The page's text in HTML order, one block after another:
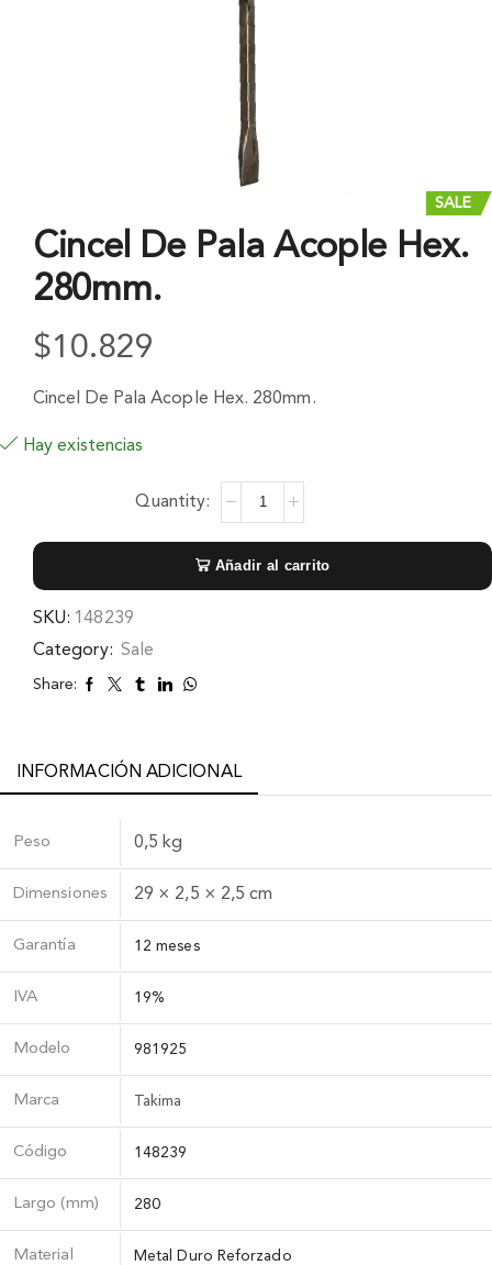
SALE
Cincel De Pala Acople Hex.
280mm.
$10.829
Cincel De Pala Acople Hex. 280mm.
Hay existencias
Añadir al carrito
SKU: 148239
Category: Sale
Share:
INFORMACIÓN ADICIONAL
Peso 0,5 kg
Dimensiones 29 × 2,5 × 2,5 cm
Garantía 12 meses
IVA 19%
Modelo 981925
Marca Takima
Código 148239
Largo (mm) 280
Material Metal Duro Reforzado